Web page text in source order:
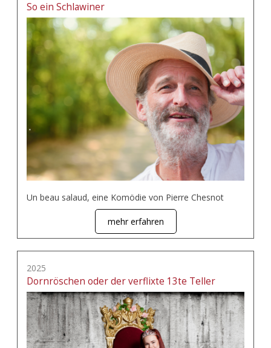
So ein Schlawiner
Un beau salaud, eine Komödie von Pierre Chesnot
mehr erfahren
2025
Dornröschen oder der verflixte 13te Teller